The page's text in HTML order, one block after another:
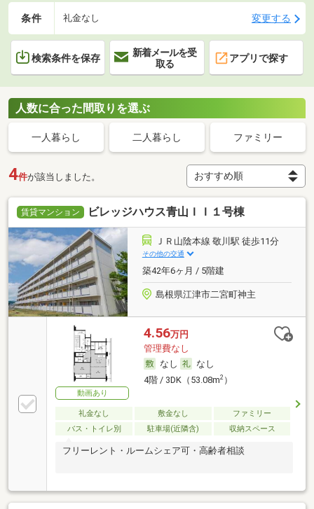
条件 礼金なし 変更する
検索条件を保存
新着メールを受
取る
アプリで探す
人数に合った間取りを選ぶ
一人暮らし 二人暮らし ファミリー
4件が該当しました。
賃貸マンション ビレッジハウス青山ＩＩ１号棟
ＪＲ山陰本線 敬川駅 徒歩11分
その他の交通
築42年6ヶ月 / 5階建
島根県江津市二宮町神主
動画あり
4.56万円
管理費なし
なし
なし
4階 / 3DK（53.08m2）
礼金なし 敷金なし
ファミリー
バス・トイレ別
駐車場(近隣含) 収納スペース
フリーレント・ルームシェア可・高齢者相談